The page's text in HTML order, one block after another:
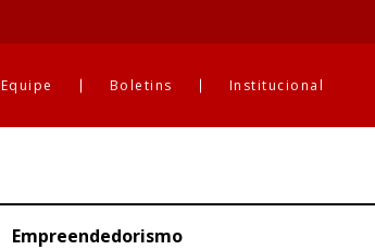
Equipe Boletins Institucional
Empreendedorismo